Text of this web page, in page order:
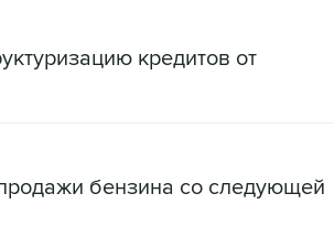
кредитов от
бензина со следующей